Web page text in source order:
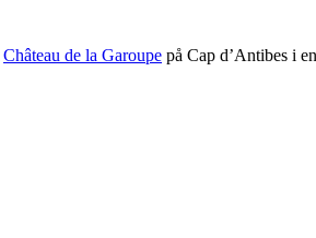
Château de la Garoupe på Cap d’Antibes i